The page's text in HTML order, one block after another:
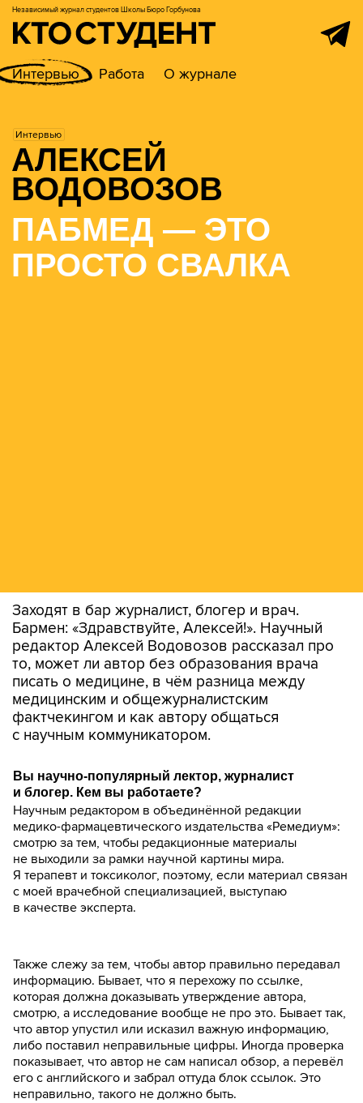
Независимый журнал студентов Школы Бюро Горбунова
Интервью Работа О журнале
Интервью
АЛЕКСЕЙ
ВОДОВОЗОВ
ПАБМЕД — ЭТО
ПРОСТО СВАЛКА
Заходят в бар журналист, блогер и врач.
Бармен: «Здравствуйте, Алексей!». Научный
редактор Алексей Водовозов рассказал про
то, может ли автор без образования врача
писать о медицине, в чём разница между
медицинским и общежурналистским
фактчекингом и как автору общаться
с научным коммуникатором.
Вы научно-популярный лектор, журналист
и блогер. Кем вы работаете?
Научным редактором в объединённой редакции
медико-фармацевтического издательства «Ремедиум»:
смотрю за тем, чтобы редакционные материалы
не выходили за рамки научной картины мира.
Я терапевт и токсиколог, поэтому, если материал связан
с моей врачебной специализацией, выступаю
в качестве эксперта.
Также слежу за тем, чтобы автор правильно передавал
информацию. Бывает, что я перехожу по ссылке,
которая должна доказывать утверждение автора,
смотрю, а исследование вообще не про это. Бывает так,
что автор упустил или исказил важную информацию,
либо поставил неправильные цифры. Иногда проверка
показывает, что автор не сам написал обзор, а перевёл
его с английского и забрал оттуда блок ссылок. Это
неправильно, такого не должно быть.